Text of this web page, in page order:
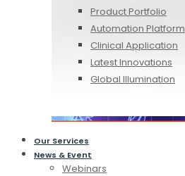
Product Portfolio
Automation Platform
Clinical Application
Latest Innovations
Global Illumination
Our Services
News & Event
Webinars